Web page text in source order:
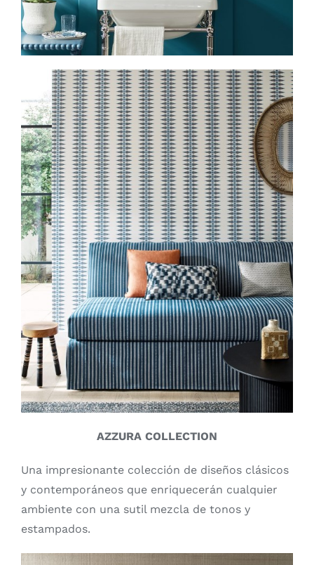
AZZURA COLLECTION
Una impresionante colección de diseños clásicos
y contemporáneos que enriquecerán cualquier
ambiente con una sutil mezcla de tonos y
estampados.